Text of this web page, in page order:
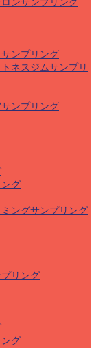
ンサンプリング
ンプリング
ネスジムサンプリ
ンプリング
グ
ングサンプリング
リング
グ